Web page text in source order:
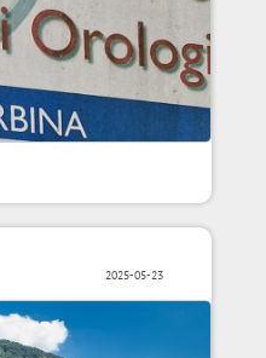
2025-05-23